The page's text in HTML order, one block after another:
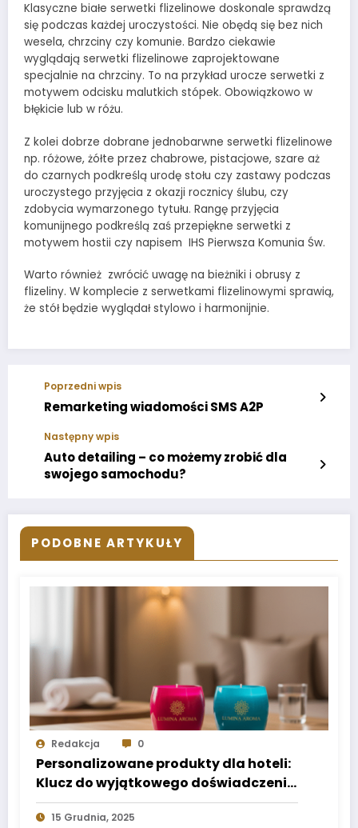
Klasyczne białe serwetki flizelinowe doskonale sprawdzą
się podczas każdej uroczystości. Nie obędą się bez nich
wesela, chrzciny czy komunie. Bardzo ciekawie
wyglądają serwetki flizelinowe zaprojektowane
specjalnie na chrzciny. To na przykład urocze serwetki z
motywem odcisku malutkich stópek. Obowiązkowo w
błękicie lub w różu.
Z kolei dobrze dobrane jednobarwne serwetki flizelinowe
np. różowe, żółte przez chabrowe, pistacjowe, szare aż
do czarnych podkreślą urodę stołu czy zastawy podczas
uroczystego przyjęcia z okazji rocznicy ślubu, czy
zdobycia wymarzonego tytułu. Rangę przyjęcia
komunijnego podkreślą zaś przepiękne serwetki z
motywem hostii czy napisem IHS Pierwsza Komunia Św.
Warto również zwrócić uwagę na bieżniki i obrusy z
flizeliny. W komplecie z serwetkami flizelinowymi sprawią,
że stół będzie wyglądał stylowo i harmonijnie.
Poprzedni wpis
Remarketing wiadomości SMS A2P
Następny wpis
Auto detailing – co możemy zrobić dla
swojego samochodu?
PODOBNE ARTYKUŁY
Redakcja 0
Personalizowane produkty dla hoteli:
Klucz do wyjątkowego doświadczenia
gości
15 Grudnia, 2025